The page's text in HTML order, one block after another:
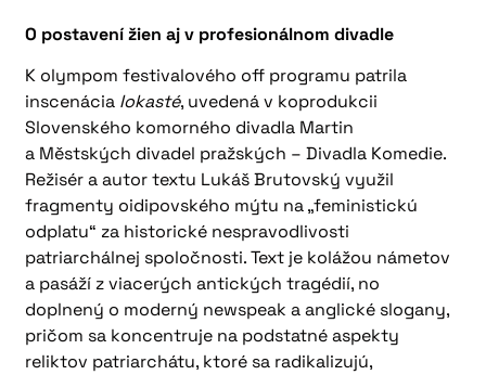
O postavení žien aj v profesionálnom divadle
K olympom festivalového off programu patrila
inscenácia Iokasté, uvedená v koprodukcii
Slovenského komorného divadla Martin
a Městských divadel pražských – Divadla Komedie.
Režisér a autor textu Lukáš Brutovský využil
fragmenty oidipovského mýtu na „feministickú
odplatu“ za historické nespravodlivosti
patriarchálnej spoločnosti. Text je kolážou námetov
a pasáží z viacerých antických tragédií, no
doplnený o moderný newspeak a anglické slogany,
pričom sa koncentruje na podstatné aspekty
reliktov patriarchátu, ktoré sa radikalizujú,